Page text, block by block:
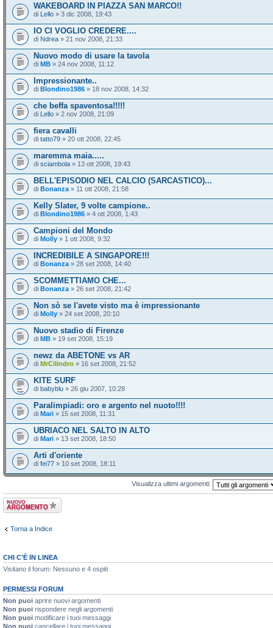
WAKEBOARD IN PIAZZA SAN MARCO!!
di Lello » 3 dic 2008, 19:43
IO CI VOGLIO CREDERE....
di Ndrea » 21 nov 2008, 21:33
Nuovo modo di usare la tavola
di MB » 24 nov 2008, 11:12
Impressionante..
di Blondino1986 » 18 nov 2008, 14:32
che beffa spaventosa!!!!!
di Lello » 2 nov 2008, 21:09
fiera cavalli
di tatto79 » 20 ott 2008, 22:45
maremma maia.....
di sciambola » 13 ott 2008, 19:43
BELL'EPISODIO NEL CALCIO (SARCASTICO)...
di Bonanza » 11 ott 2008, 21:58
Kelly Slater, 9 volte campione..
di Blondino1986 » 4 ott 2008, 1:43
Campioni del Mondo
di Molly » 1 ott 2008, 9:32
INCREDIBILE A SINGAPORE!!!
di Bonanza » 28 set 2008, 14:40
SCOMMETTIAMO CHE...
di Bonanza » 26 set 2008, 21:42
Non sò se l'avete visto ma è impressionante
di Molly » 24 set 2008, 20:10
Nuovo stadio di Firenze
di MB » 19 set 2008, 15:19
newz da ABETONE vs AR
di MrCilindro » 16 set 2008, 21:52
KITE SURF
di babyblu » 26 giu 2007, 10:28
Paralimpiadi: oro e argento nel nuoto!!!!
di Mari » 15 set 2008, 11:31
UBRIACO NEL SALTO IN ALTO
di Mari » 13 set 2008, 18:50
Arti d'oriente
di fei77 » 10 set 2008, 18:11
Visualizza ultimi argomenti:
Scrivi un nuovo
argomento
Torna a Indice
CHI C’È IN LINEA
Visitano il forum: Nessuno e 4 ospiti
PERMESSI FORUM
Non puoi aprire nuovi argomenti
Non puoi rispondere negli argomenti
Non puoi modificare i tuoi messaggi
Non puoi cancellare i tuoi messaggi